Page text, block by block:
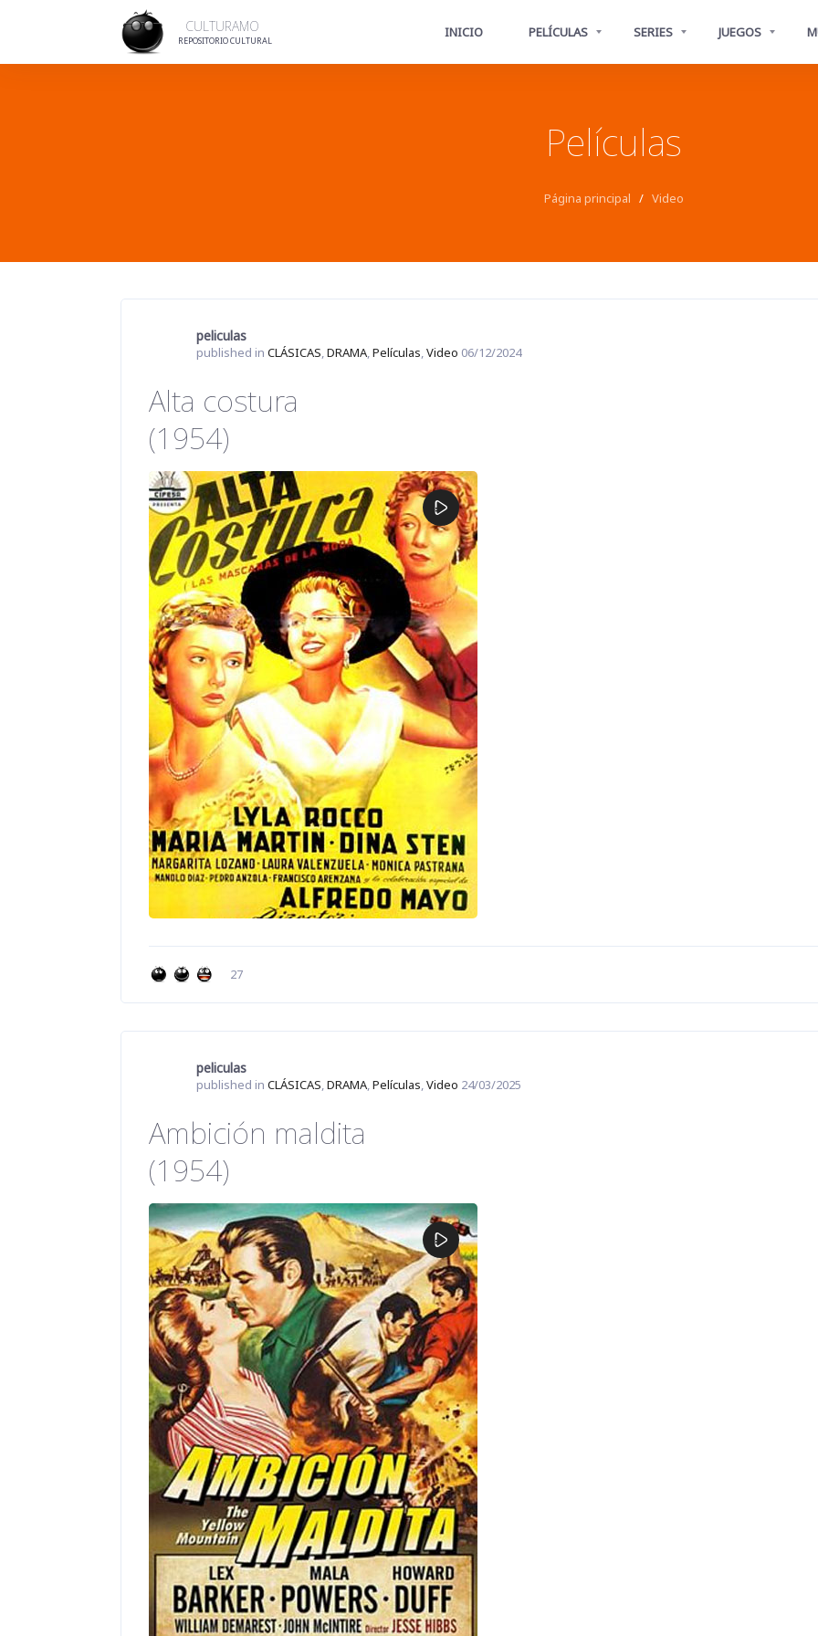
CULTURAMO
REPOSITORIO CULTURAL
INICIO PELÍCULAS SERIES JUEGOS
Películas
Página principal / Video
peliculas
published in CLÁSICAS,DRAMA,Películas,Video 06/12/2024
Alta costura
(1954)
27
peliculas
published in CLÁSICAS,DRAMA,Películas,Video 24/03/2025
Ambición maldita
(1954)